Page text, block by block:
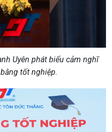
Uyên phát biểu cảm nghĩ
tốt nghiệp.